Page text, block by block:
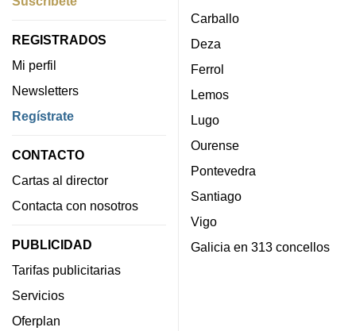
REGISTRADOS
Mi perfil
Newsletters
Regístrate
CONTACTO
Cartas al director
Contacta con nosotros
PUBLICIDAD
Tarifas publicitarias
Servicios
Oferplan
Carballo
Deza
Ferrol
Lemos
Lugo
Ourense
Pontevedra
Santiago
Vigo
Galicia en 313 concellos